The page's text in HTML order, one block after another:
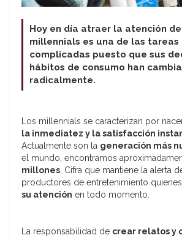
Hoy en día atraer la atención
millennials es una de las tareas
complicadas puesto que sus
hábitos de consumo han
radicalmente.
Los millennials se caracterizan por
la inmediatez y la satisfacción
Actualmente son la generación más
el mundo, encontramos
millones. Cifra que mantiene la alerta
productores de entretenimiento
su atención en todo momento.
La responsabilidad de crear relatos y